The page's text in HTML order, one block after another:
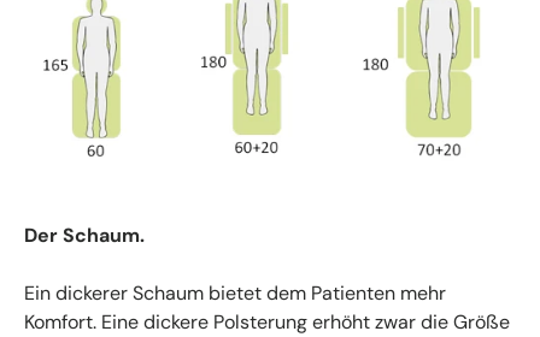
Der Schaum.
Ein dickerer Schaum bietet dem Patienten mehr
Komfort. Eine dickere Polsterung erhöht zwar die Größe